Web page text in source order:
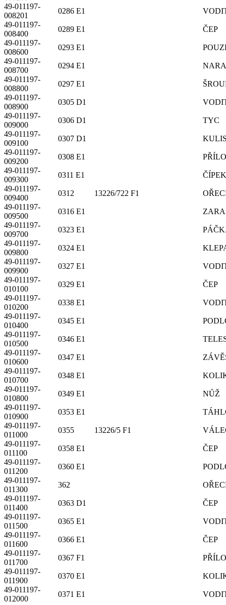
49-011197-
008201
0286 E1
49-011197-
008400
0289 E1
ČEP
49-011197-
008600
0293 E1
49-011197-
008700
0294 E1
49-011197-
008800
0297 E1
49-011197-
008900
0305 D1
49-011197-
009000
0306 D1
TYC
49-011197-
009100
0307 D1
49-011197-
009200
0308 E1
49-011197-
009300
0311 E1
ČÍPEK
49-011197-
009400
0312 13226/722 F1
49-011197-
009500
0316 E1
49-011197-
009700
0323 E1
49-011197-
009800
0324 E1
49-011197-
009900
0327 E1
49-011197-
010100
0329 E1
ČEP
49-011197-
010200
0338 E1
49-011197-
010400
0345 E1
49-011197-
010500
0346 E1
49-011197-
010600
0347 E1
49-011197-
010700
0348 E1
49-011197-
010800
0349 E1
NŮŽ
49-011197-
010900
0353 E1
49-011197-
011000
0355 13226/5 F1
49-011197-
011100
0358 E1
ČEP
49-011197-
011200
0360 E1
49-011197-
011300
362
49-011197-
011400
0363 D1
ČEP
49-011197-
011500
0365 E1
49-011197-
011600
0366 E1
ČEP
49-011197-
011700
0367 F1
49-011197-
011900
0370 E1
49-011197-
012000
0371 E1